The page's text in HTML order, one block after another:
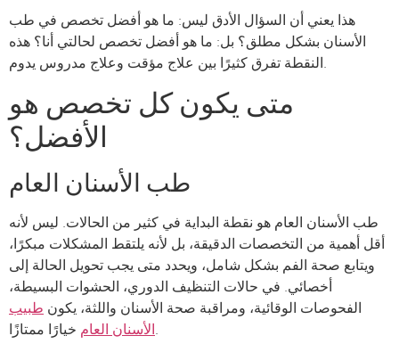
هذا يعني أن السؤال الأدق ليس: ما هو أفضل تخصص في طب
الأسنان بشكل مطلق؟ بل: ما هو أفضل تخصص لحالتي أنا؟ هذه
النقطة تفرق كثيرًا بين علاج مؤقت وعلاج مدروس يدوم.
متى يكون كل تخصص هو
الأفضل؟
طب الأسنان العام
طب الأسنان العام هو نقطة البداية في كثير من الحالات. ليس لأنه
أقل أهمية من التخصصات الدقيقة، بل لأنه يلتقط المشكلات مبكرًا،
ويتابع صحة الفم بشكل شامل، ويحدد متى يجب تحويل الحالة إلى
أخصائي. في حالات التنظيف الدوري، الحشوات البسيطة،
الفحوصات الوقائية، ومراقبة صحة الأسنان واللثة، يكونطبيب
الأسنان العامخيارًا ممتازًا.